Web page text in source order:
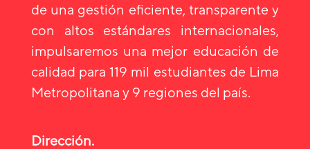
de una gestión eficiente, transparente y
con altos estándares internacionales,
impulsaremos una mejor educación de
calidad para 119 mil estudiantes de Lima
Metropolitana y 9 regiones del país.
Dirección.